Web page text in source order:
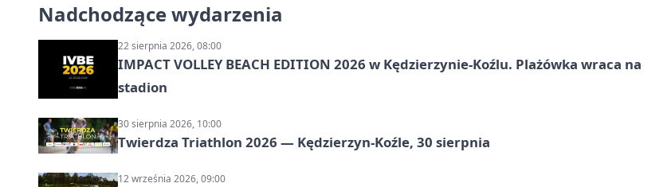
Nadchodzące wydarzenia
22 sierpnia 2026, 08:00
IMPACT VOLLEY BEACH EDITION 2026 w Kędzierzynie-Koźlu. Plażówka wraca na
stadion
30 sierpnia 2026, 10:00
Twierdza Triathlon 2026 — Kędzierzyn-Koźle, 30 sierpnia
12 września 2026, 09:00